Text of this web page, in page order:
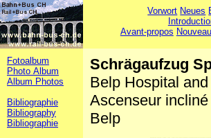
Vorwort Neues
Avant-propos
Fotoalbum
Photo Album
Album Photos
Bibliographie
Bibliography
Bibliographie
Schrägaufzug
Belp Hospital
Ascenseur
Belp